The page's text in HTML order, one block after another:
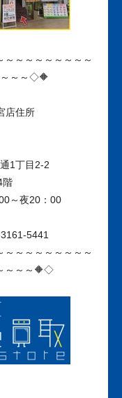
～～～～～～～～
～～～◇🔶
店住所
1丁目2-2
階
～夜20：00
5441
～～～～～～～～
～～～🔶◇